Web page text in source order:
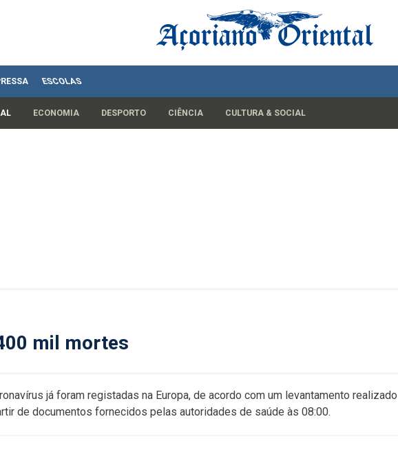
ESCOLAS
ECONOMIA DESPORTO CIÊNCIA CULTURA & SOCIAL
mil mortes
já foram registadas na Europa, de acordo com um levantamento realizado
de documentos fornecidos pelas autoridades de saúde às 08:00.